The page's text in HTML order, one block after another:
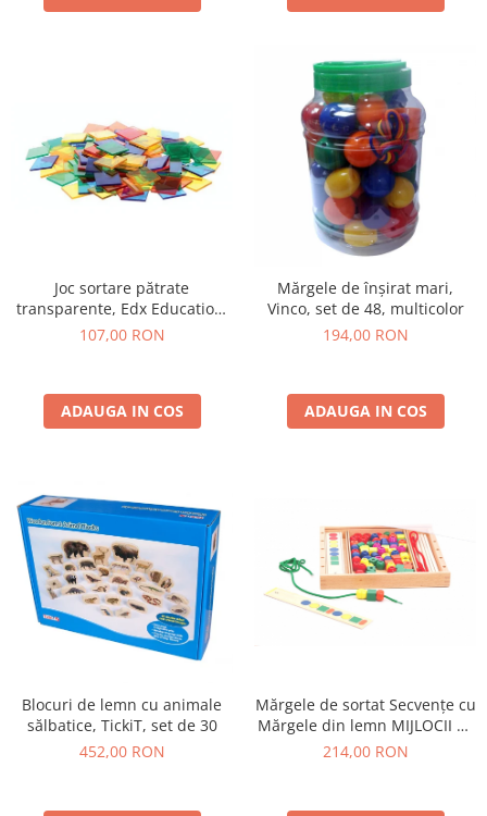
Joc sortare pătrate
transparente, Edx Education,
set de 300 bucăți
107,00 RON
ADAUGA IN COS
Mărgele de înșirat mari,
Vinco, set de 48, multicolor
194,00 RON
ADAUGA IN COS
Blocuri de lemn cu animale
sălbatice, TickiT, set de 30
452,00 RON
Mărgele de sortat Secvențe cu
Mărgele din lemn MIJLOCII 72
buc pe set cu stand de lucru
214,00 RON